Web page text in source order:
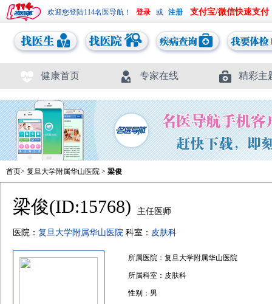
欢迎您登陆114名医导航！ 或 支付宝/微信快速支付
健康首页 专家在线 精彩主
首页> 复旦大学附属华山医院 > 梁俊
梁俊(ID:15768) 主任医师
医院： 复旦大学附属华山医院 科室： 皮肤科
所属医院：复旦大学附属华山医院
所属科室：皮肤科
性别：男